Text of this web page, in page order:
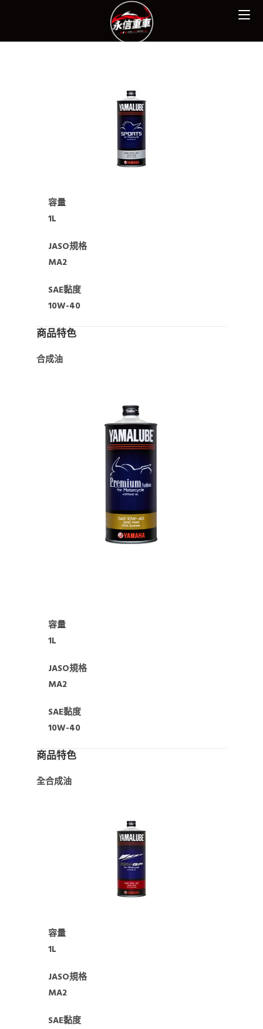
容量
1L
JASO規格
MA2
SAE黏度
10W-40
商品特色
合成油
容量
1L
JASO規格
MA2
SAE黏度
10W-40
商品特色
全合成油
容量
1L
JASO規格
MA2
SAE黏度